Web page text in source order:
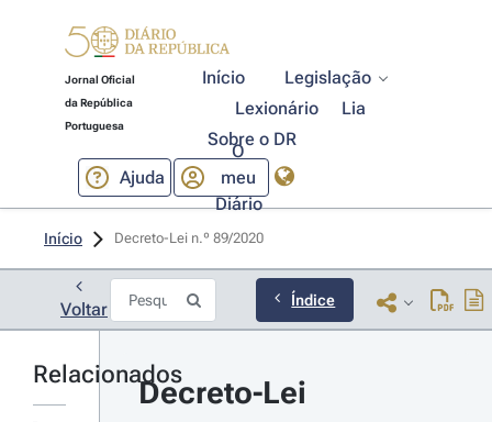
Jornal Oficial
da República
Portuguesa
Início
Legislação
Lexionário
Lia
Sobre o DR
Ajuda
O
meu
Diário
Início Decreto-Lei n.º 89/2020
Voltar Índice
Relacionados
Decreto-Lei